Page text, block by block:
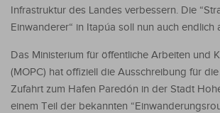
Infrastruktur des Landes verbessern. Die
Einwanderer“ in Itapúa soll nun auch endlich
Das Ministerium für öffentliche Arbeiten und
(MOPC) hat offiziell die Ausschreibung für
Zufahrt zum Hafen Paredón in der Stadt
einem Teil der bekannten